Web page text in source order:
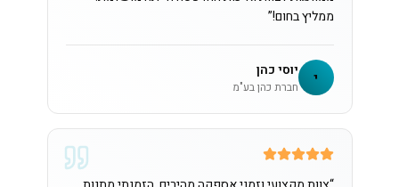
ממליץ בחום!”
י יוסי כהן
חברת כהן בע"מ